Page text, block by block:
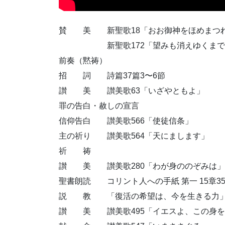
賛 美 新聖歌18「おお御神をほめまつれ
新聖歌172「望みも消えゆくまで
前奏（黙祷）
招 詞 詩篇37篇3〜6節
讃 美 讃美歌63「いざやともよ」
罪の告白・赦しの宣言
信仰告白 讃美歌566「使徒信条」
主の祈り 讃美歌564「天にまします」
祈 祷
讃 美 讃美歌280「わが身ののぞみは」
聖書朗読 コリント人への手紙 第一 15章
説 教 「復活の希望は、今を生きる力」
讃 美 讃美歌495「イエスよ、この身を